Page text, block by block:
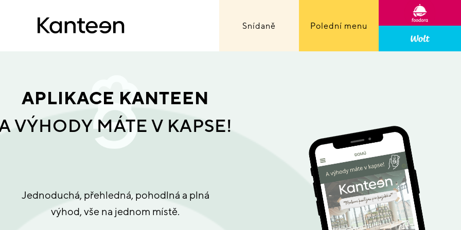
Snídaně Polední menu
APLIKACE KANTEEN
VÝHODY MÁTE V KAPSE!
Jednoduchá, přehledná, pohodlná a plná
výhod, vše na jednom místě.